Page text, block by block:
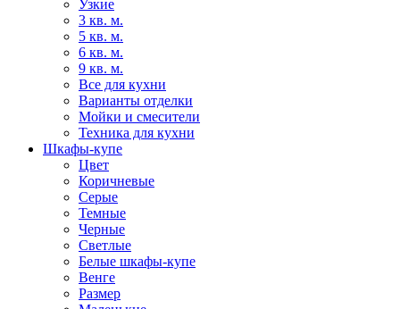
Узкие
3 кв. м.
5 кв. м.
6 кв. м.
9 кв. м.
Все для кухни
Варианты отделки
Мойки и смесители
Техника для кухни
Шкафы-купе
Цвет
Коричневые
Серые
Темные
Черные
Светлые
Белые шкафы-купе
Венге
Размер